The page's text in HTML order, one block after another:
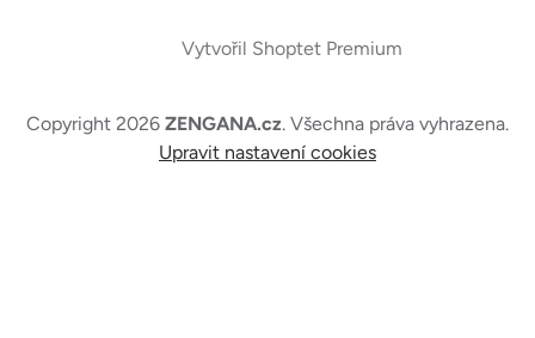
Vytvořil Shoptet Premium
Copyright 2026 ZENGANA.cz. Všechna práva vyhrazena.
Upravit nastavení cookies